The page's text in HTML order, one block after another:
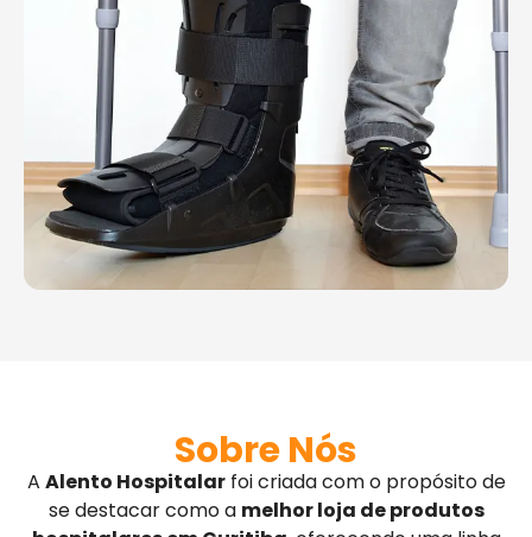
Sobre Nós
A Alento Hospitalarfoi criada com o propósito de
se destacar como a melhor loja de produtos